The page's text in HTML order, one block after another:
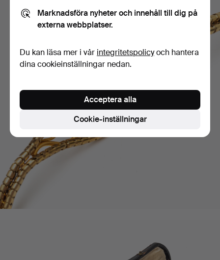
Marknadsföra nyheter och innehåll till dig på
externa webbplatser.
Du kan läsa mer i vår integritetspolicyoch hantera
dina cookieinställningar nedan.
Cookie-inställningar
Acceptera alla